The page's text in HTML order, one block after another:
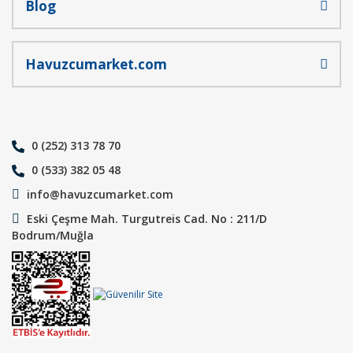
Blog
Havuzcumarket.com
0 (252) 313 78 70
0 (533) 382 05 48
info@havuzcumarket.com
Eski Çeşme Mah. Turgutreis Cad. No : 211/D
Bodrum/Muğla